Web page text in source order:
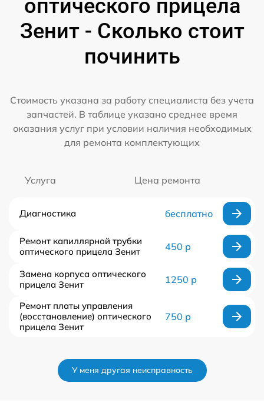
оптического прицела
Зенит - Сколько стоит
починить
Стоимость указана за работу специалиста без учета
запчастей. В таблице указано среднее время
оказания услуг при условии наличия необходимых
для ремонта комплектующих
Услуга Цена ремонта
Диагностика бесплатно
Ремонт капиллярной трубки
оптического прицела Зенит
450 р
Замена корпуса оптического
прицела Зенит
1250 р
Ремонт платы управления
(восстановление) оптического
прицела Зенит
750 р
У меня другая неисправность